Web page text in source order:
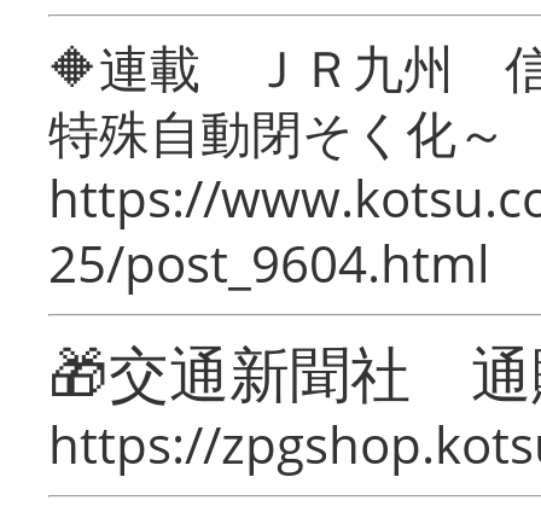
🔶連載 ＪＲ九州 信
特殊自動閉そく化～
https://
25/post_9604.html
🎁交通新聞社
https://